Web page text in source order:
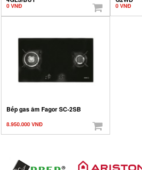
0 VNĐ 0 VNĐ
Bếp gas âm Fagor SC-2SB
8.950.000 VNĐ